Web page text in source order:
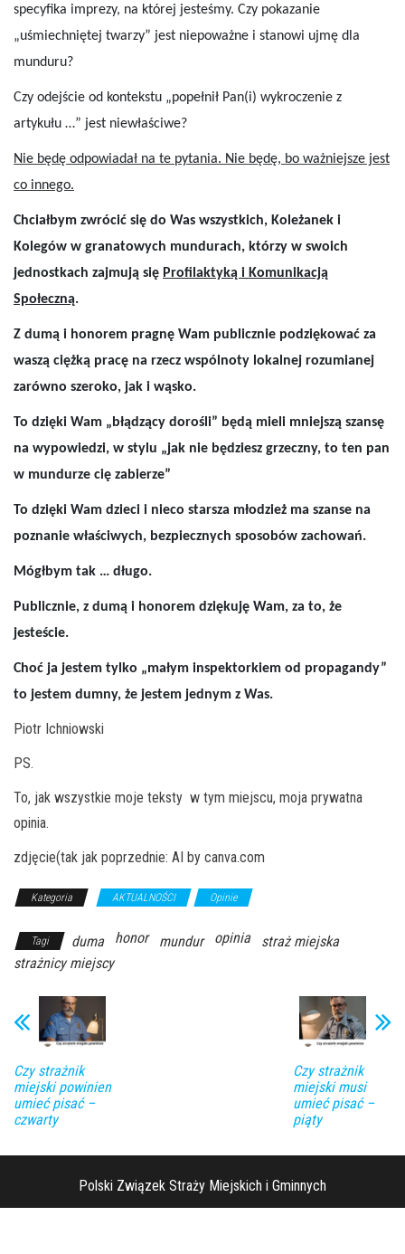
specyfika imprezy, na której jesteśmy. Czy pokazanie
„uśmiechniętej twarzy” jest niepoważne i stanowi ujmę dla
munduru?
Czy odejście od kontekstu „popełnił Pan(i) wykroczenie z
artykułu …” jest niewłaściwe?
Nie będę odpowiadał na te pytania. Nie będę, bo ważniejsze jest
co innego.
Chciałbym zwrócić się do Was wszystkich, Koleżanek i
Kolegów w granatowych mundurach, którzy w swoich
jednostkach zajmują się Profilaktyką i Komunikacją
Społeczną.
Z dumą i honorem pragnę Wam publicznie podziękować za
waszą ciężką pracę na rzecz wspólnoty lokalnej rozumianej
zarówno szeroko, jak i wąsko.
To dzięki Wam „błądzący dorośli” będą mieli mniejszą szansę
na wypowiedzi, w stylu „jak nie będziesz grzeczny, to ten pan
w mundurze cię zabierze”
To dzięki Wam dzieci i nieco starsza młodzież ma szanse na
poznanie właściwych, bezpiecznych sposobów zachowań.
Mógłbym tak … długo.
Publicznie, z dumą i honorem dziękuję Wam, za to, że
jesteście.
Choć ja jestem tylko „małym inspektorkiem od propagandy”
to jestem dumny, że jestem jednym z Was.
Piotr Ichniowski
PS.
To, jak wszystkie moje teksty w tym miejscu, moja prywatna
opinia.
zdjęcie(tak jak poprzednie: AI by canva.com
Kategoria AKTUALNOŚCI Opinie
Tagi duma honor mundur opinia
straż miejska
strażnicy miejscy
Czy strażnik
miejski powinien
umieć pisać –
czwarty
Czy strażnik
miejski musi
umieć pisać –
piąty
Polski Związek Straży Miejskich i Gminnych